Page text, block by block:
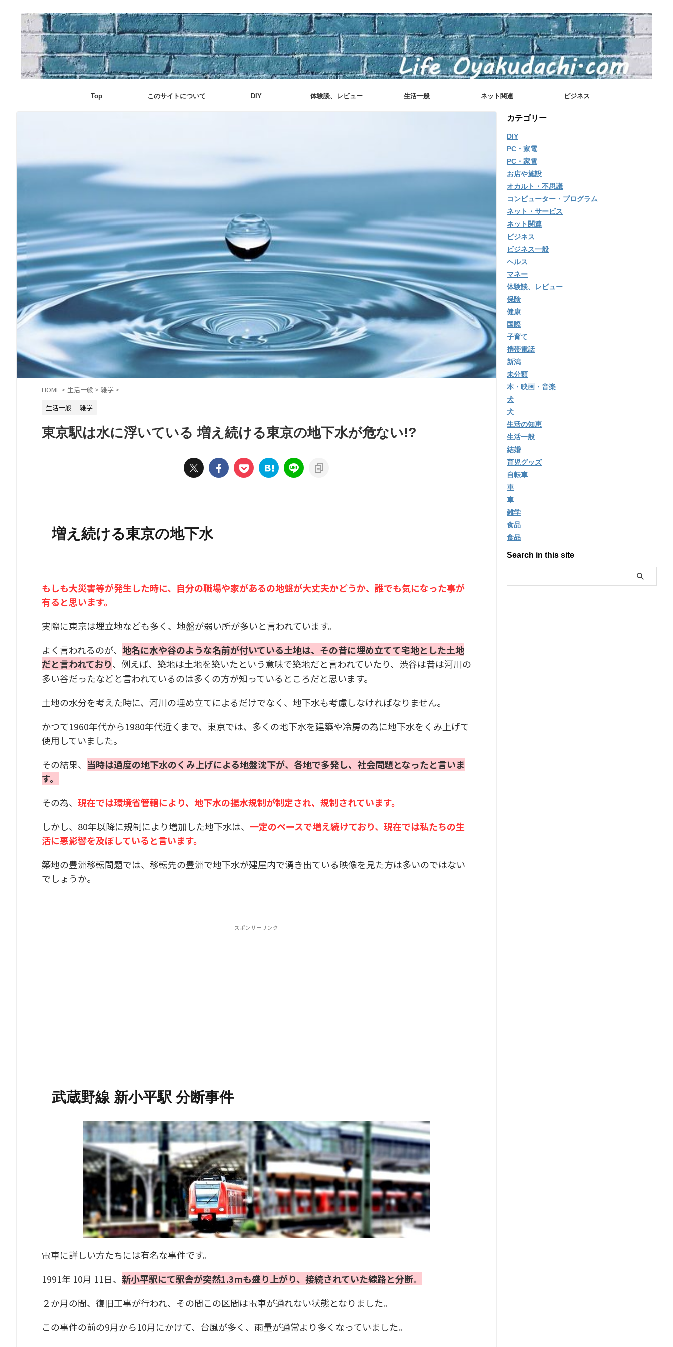
Top このサイトについて DIY 体験談、レビュー 生活一般 ネット関連 ビジネス
HOME > 生活一般 > 雑学 >
生活一般
雑学
東京駅は水に浮いている 増え続ける東京の地下水が危ない!?
増え続ける東京の地下水
もしも大災害等が発生した時に、自分の職場や家があるの地盤が大丈夫かどうか、誰でも気になった事が
有ると思います。
実際に東京は埋立地なども多く、地盤が弱い所が多いと言われています。
よく言われるのが、 地名に水や谷のような名前が付いている土地は、その昔に埋め立てて宅地とした土地
だと言われており、 例えば、築地は土地を築いたという意味で築地だと言われていたり、渋谷は昔は河川の
多い谷だったなどと言われているのは多くの方が知っているところだと思います。
土地の水分を考えた時に、河川の埋め立てによるだけでなく、地下水も考慮しなければなりません。
かつて1960年代から1980年代近くまで、東京では、多くの地下水を建築や冷房の為に地下水をくみ上げて
使用していました。
その結果、 当時は過度の地下水のくみ上げによる地盤沈下が、各地で多発し、社会問題となったと言いま
す。
その為、 現在では環境省管轄により、地下水の揚水規制が制定され、規制されています。
しかし、80年以降に規制により増加した地下水は、 一定のペースで増え続けており、現在では私たちの生
活に悪影響を及ぼしていると言います。
築地の豊洲移転問題では、移転先の豊洲で地下水が建屋内で湧き出ている映像を見た方は多いのではない
でしょうか。
スポンサーリンク
武蔵野線 新小平駅 分断事件
電車に詳しい方たちには有名な事件です。
1991年 10月 11日、 新小平駅にて駅舎が突然1.3mも盛り上がり、接続されていた線路と分断。
２か月の間、復旧工事が行われ、その間この区間は電車が通れない状態となりました。
この事件の前の9月から10月にかけて、台風が多く、雨量が通常より多くなっていました。
カテゴリー
DIY
PC・家電
PC・家電
お店や施設
オカルト・不思議
コンピューター・プログラム
ネット・サービス
ネット関連
ビジネス
ビジネス一般
ヘルス
マネー
体験談、レビュー
保険
健康
国際
子育て
携帯電話
新潟
未分類
本・映画・音楽
犬
犬
生活の知恵
生活一般
結婚
育児グッズ
自転車
車
車
雑学
食品
食品
Search in this site